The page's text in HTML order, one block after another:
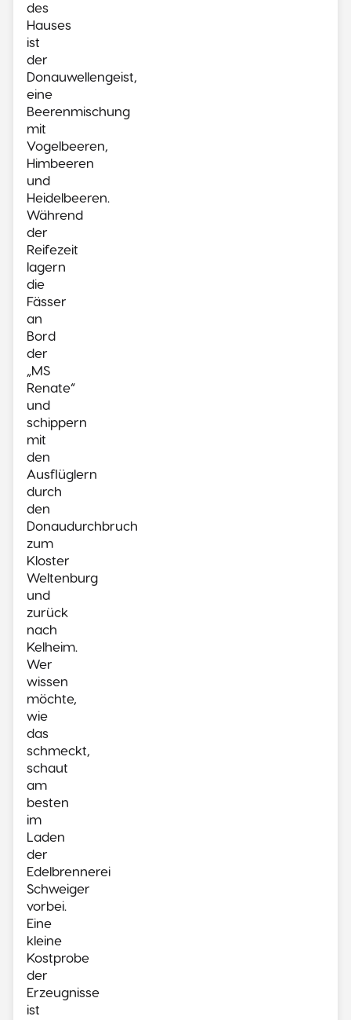
des
Hauses
ist
der
Donauwellengeist,
eine
Beerenmischung
mit
Vogelbeeren,
Himbeeren
und
Heidelbeeren.
Während
der
Reifezeit
lagern
die
Fässer
an
Bord
der
„MS
Renate“
und
schippern
mit
den
Ausflüglern
durch
den
Donaudurchbruch
zum
Kloster
Weltenburg
und
zurück
nach
Kelheim.
Wer
wissen
möchte,
wie
das
schmeckt,
schaut
am
besten
im
Laden
der
Edelbrennerei
Schweiger
vorbei.
Eine
kleine
Kostprobe
der
Erzeugnisse
ist